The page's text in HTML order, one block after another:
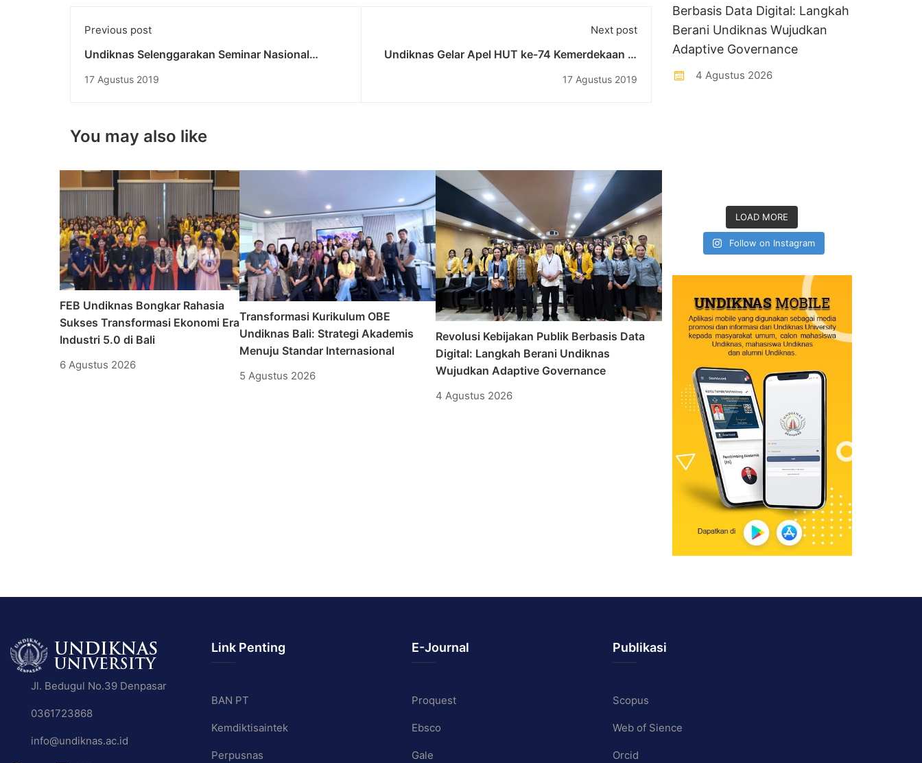
Previous post
Undiknas Selenggarakan Seminar Nasional
17 Agustus 2019
Next post
Undiknas Gelar Apel HUT ke-74 Kemerdekaan RI
17 Agustus 2019
You may also like
FEB Undiknas Bongkar Rahasia
Sukses Transformasi Ekonomi Era
Industri 5.0 di Bali
6 Agustus 2026
Transformasi Kurikulum OBE
Undiknas Bali: Strategi Akademis
Menuju Standar Internasional
5 Agustus 2026
Revolusi Kebijakan Publik Berbasis Data
Digital: Langkah Berani Undiknas
Wujudkan Adaptive Governance
4 Agustus 2026
Berbasis Data Digital: Langkah
Berani Undiknas Wujudkan
Adaptive Governance
4 Agustus 2026
LOAD MORE
Follow on Instagram
Jl. Bedugul No.39 Denpasar
0361723868
info@undiknas.ac.id
Link Penting
BAN PT
Kemdiktisaintek
Perpusnas
E-Journal
Proquest
Ebsco
Gale
Publikasi
Scopus
Web of Sience
Orcid